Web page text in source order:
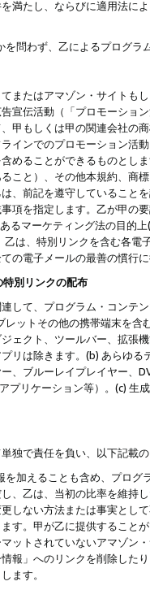
満たし、ならびに適用法に
を問わず、乙によるプログ
またはアマゾン・サイトも
宣伝活動（「プロモーショ
甲もしくは甲の関連会社の
インでのプロモーション活
めることができるものとし
こと）、その他本規約、商
、前記を遵守していること
項を指定します。乙が甲の
るマーケティング法の目的
は、特別リンクを含む各
の電子メールの最善の慣行
別リンクの配布
して、プログラム・コンテ
レットその他の携帯端末を
ェクト、ツールバー、拡張
リは除きます。(b) あらゆ
、ブルーレイプレイヤー、
プリケーション等）。(c)
独で責任を負い、以下記載
加えることも含め、プロ
、乙は、当初の比率を維持
しない方法または事実とし
す。甲が乙に提供すること
ットされていないアマゾン
報」へのリンクを削除した
ます。